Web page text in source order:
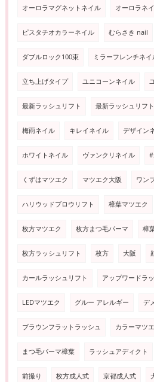
オーロラマグネットネイル オーロラネ
ピスタチオカラーネイル むらさき nail
ダブルロック100束 ミラーフレンチネイ
立ち上げタイプ ユニコーンネイル
最新ラッシュリフト 最新ラッシュリフト
梅雨ネイル キレイネイル デザイン
ホワイトネイル ヴァンクリネイル
くずはマツエク マツエク大阪 ワン
ハリウッドブロウリフト 樟葉マツエク
枚方マツエク 枚方まつ毛パーマ 樟
枚方ラッシュリフト 枚方 大阪
カールラッシュリフト アップワードラ
LEDマツエク グルー アレルギー デ
ブラウンフラットラッシュ カラーマツ
まつ毛パーマ樟葉 ラッシュアディクト
前撮り 枚方成人式 京都成人式